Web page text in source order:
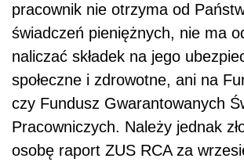
pracownik nie otrzyma od
świadczeń pieniężnych, nie ma
naliczać składek na jego
społeczne i zdrowotne, ani na
czy Fundusz Gwarantowanych
Pracowniczych. Należy jednak
osobę raport ZUS RCA za